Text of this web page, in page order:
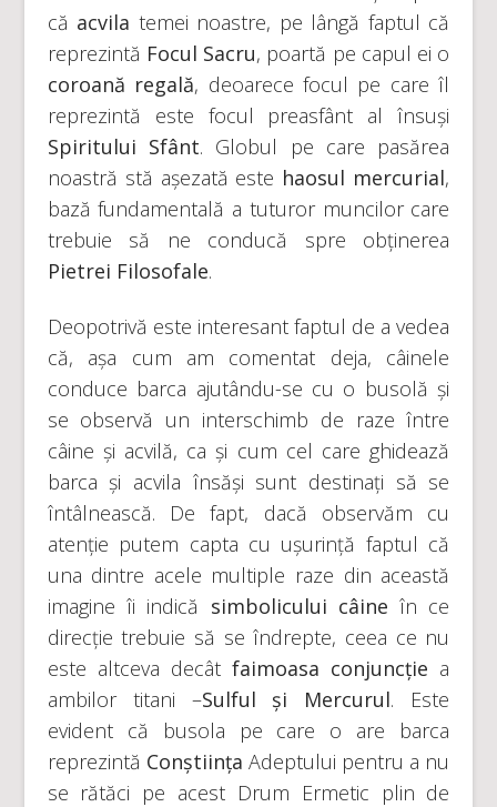
că acvila temei noastre, pe lângă faptul că
reprezintă Focul Sacru, poartă pe capul ei o
coroană regală, deoarece focul pe care îl
reprezintă este focul preasfânt al însuși
Spiritului Sfânt. Globul pe care pasărea
noastră stă așezată este haosul mercurial,
bază fundamentală a tuturor muncilor care
trebuie să ne conducă spre obținerea
Pietrei Filosofale.
Deopotrivă este interesant faptul de a vedea
că, așa cum am comentat deja, câinele
conduce barca ajutându-se cu o busolă și
se observă un interschimb de raze între
câine și acvilă, ca și cum cel care ghidează
barca și acvila însăși sunt destinați să se
întâlnească. De fapt, dacă observăm cu
atenție putem capta cu ușurință faptul că
una dintre acele multiple raze din această
imagine îi indică simbolicului câine în ce
direcție trebuie să se îndrepte, ceea ce nu
este altceva decâtfaimoasa conjuncție a
ambilor titani –Sulful și Mercurul. Este
evident că busola pe care o are barca
reprezintă Conștiința Adeptului pentru a nu
se rătăci pe acest Drum Ermetic plin de